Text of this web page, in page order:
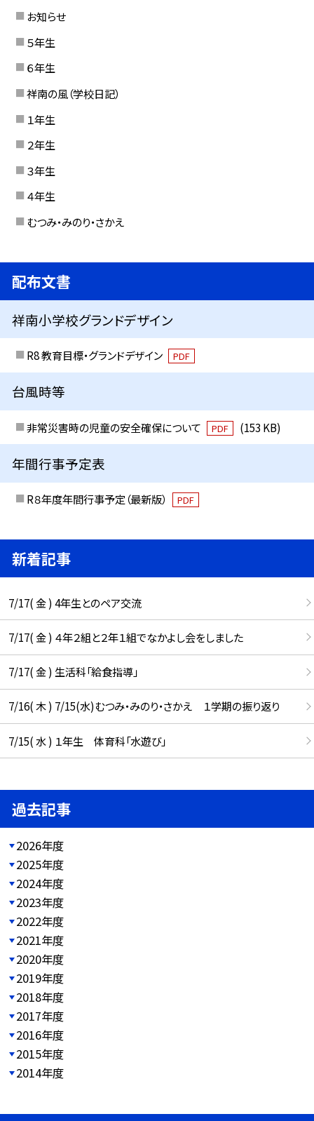
お知らせ
５年生
６年生
祥南の風（学校日記）
１年生
２年生
３年生
４年生
むつみ・みのり・さかえ
配布文書
祥南小学校グランドデザイン
R8 教育目標・グランドデザイン PDF
台風時等
非常災害時の児童の安全確保について PDF (153 KB)
年間行事予定表
R８年度年間行事予定（最新版） PDF
新着記事
7/17( 金 ) 4年生とのペア交流
7/17( 金 ) ４年２組と２年１組でなかよし会をしました
7/17( 金 ) 生活科「給食指導」
7/16( 木 ) 7/15(水)むつみ・みのり・さかえ １学期の振り返り
7/15( 水 ) １年生 体育科「水遊び」
過去記事
2026年度
2025年度
2024年度
2023年度
2022年度
2021年度
2020年度
2019年度
2018年度
2017年度
2016年度
2015年度
2014年度